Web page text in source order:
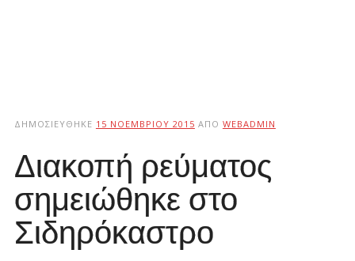
ΔΗΜΟΣΙΕΎΘΗΚΕ 15 ΝΟΕΜΒΡΊΟΥ 2015 ΑΠΌ WEBADMIN
Διακοπή ρεύματος
σημειώθηκε στο
Σιδηρόκαστρο